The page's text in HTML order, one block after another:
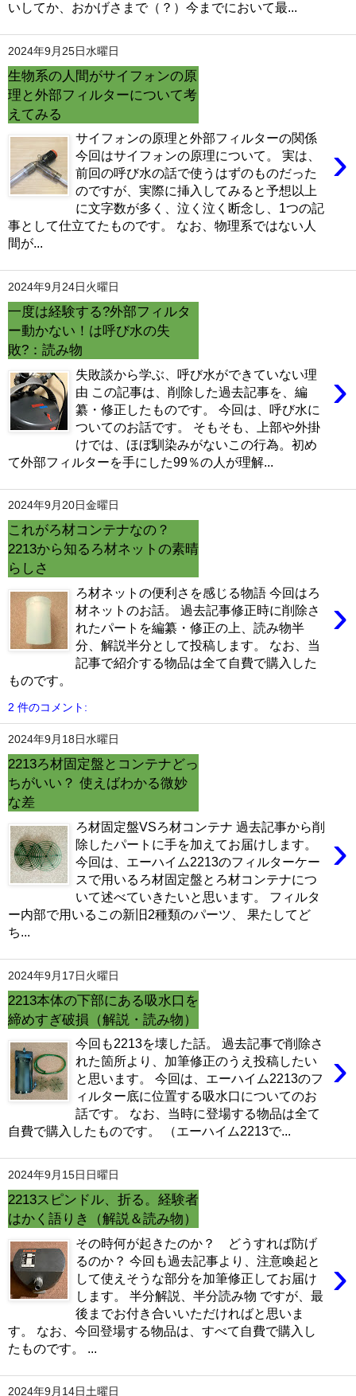
いしてか、おかげさまで（？）今までにおいて最...
2024年9月25日水曜日
生物系の人間がサイフォンの原
理と外部フィルターについて考
えてみる
›
サイフォンの原理と外部フィルターの関係
今回はサイフォンの原理について。 実は、
前回の呼び水の話で使うはずのものだった
のですが、実際に挿入してみると予想以上
に文字数が多く、泣く泣く断念し、1つの記
事として仕立てたものです。 なお、物理系ではない人
間が...
2024年9月24日火曜日
一度は経験する?外部フィルタ
ー動かない！は呼び水の失
敗?：読み物
›
失敗談から学ぶ、呼び水ができていない理
由 この記事は、削除した過去記事を、編
纂・修正したものです。 今回は、呼び水に
ついてのお話です。 そもそも、上部や外掛
けでは、ほぼ馴染みがないこの行為。初め
て外部フィルターを手にした99％の人が理解...
2024年9月20日金曜日
これがろ材コンテナなの？
2213から知るろ材ネットの素晴
らしさ
›
ろ材ネットの便利さを感じる物語 今回はろ
材ネットのお話。 過去記事修正時に削除さ
れたパートを編纂・修正の上、読み物半
分、解説半分として投稿します。 なお、当
記事で紹介する物品は全て自費で購入した
ものです。
2 件のコメント:
2024年9月18日水曜日
2213ろ材固定盤とコンテナどっ
ちがいい？ 使えばわかる微妙
な差
›
ろ材固定盤VSろ材コンテナ 過去記事から削
除したパートに手を加えてお届けします。
今回は、エーハイム2213のフィルターケー
スで用いるろ材固定盤とろ材コンテナにつ
いて述べていきたいと思います。 フィルタ
ー内部で用いるこの新旧2種類のパーツ、 果たしてど
ち...
2024年9月17日火曜日
2213本体の下部にある吸水口を
締めすぎ破損（解説・読み物）
›
今回も2213を壊した話。 過去記事で削除さ
れた箇所より、加筆修正のうえ投稿したい
と思います。 今回は、エーハイム2213のフ
ィルター底に位置する吸水口についてのお
話です。 なお、当時に登場する物品は全て
自費で購入したものです。 （エーハイム2213で...
2024年9月15日日曜日
2213スピンドル、折る。経験者
はかく語りき（解説＆読み物）
›
その時何が起きたのか？ どうすれば防げ
るのか？ 今回も過去記事より、注意喚起と
して使えそうな部分を加筆修正してお届け
します。 半分解説、半分読み物 ですが、最
後までお付き合いいただければと思いま
す。 なお、今回登場する物品は、すべて自費で購入し
たものです。 ...
2024年9月14日土曜日